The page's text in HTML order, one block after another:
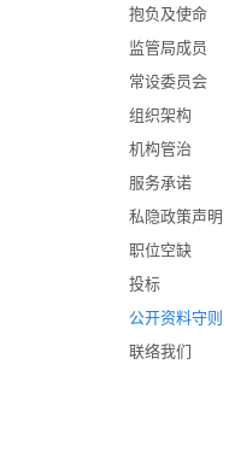
抱负及使命
监管局成员
常设委员会
组织架构
机构管治
服务承诺
私隐政策声明
职位空缺
投标
公开资料守则
联络我们